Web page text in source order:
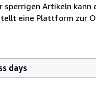
Artikeln
eine Plattform zur
days